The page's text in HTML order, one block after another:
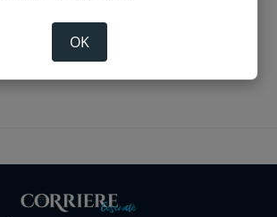
16 Agosto 2025
Omelie 2025
OK